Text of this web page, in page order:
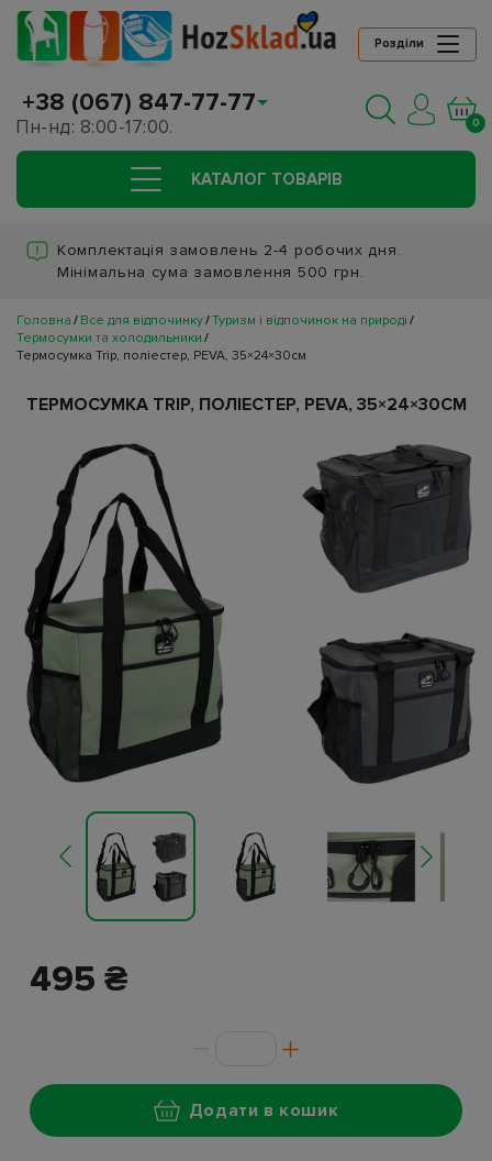
Розділи
+38 (067) 847-77-77
Пн-нд: 8:00-17:00. 0
КАТАЛОГ ТОВАРIВ
Комплектація замовлень 2-4 робочих дня.
Мінімальна сума замовлення 500 грн.
Головна Все для відпочинку Туризм і відпочинок на природі
Термосумки та холодильники
Термосумка Trip, поліестер, PEVA, 35×24×30см
ТЕРМОСУМКА TRIP, ПОЛІЕСТЕР, PEVA, 35×24×30СМ
495 ₴
Додати в кошик